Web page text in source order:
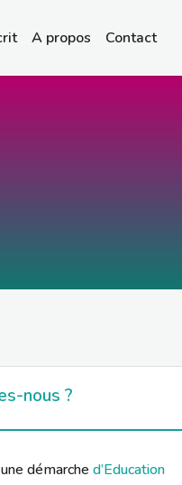
A propos Contact
nous ?
démarche d’Education